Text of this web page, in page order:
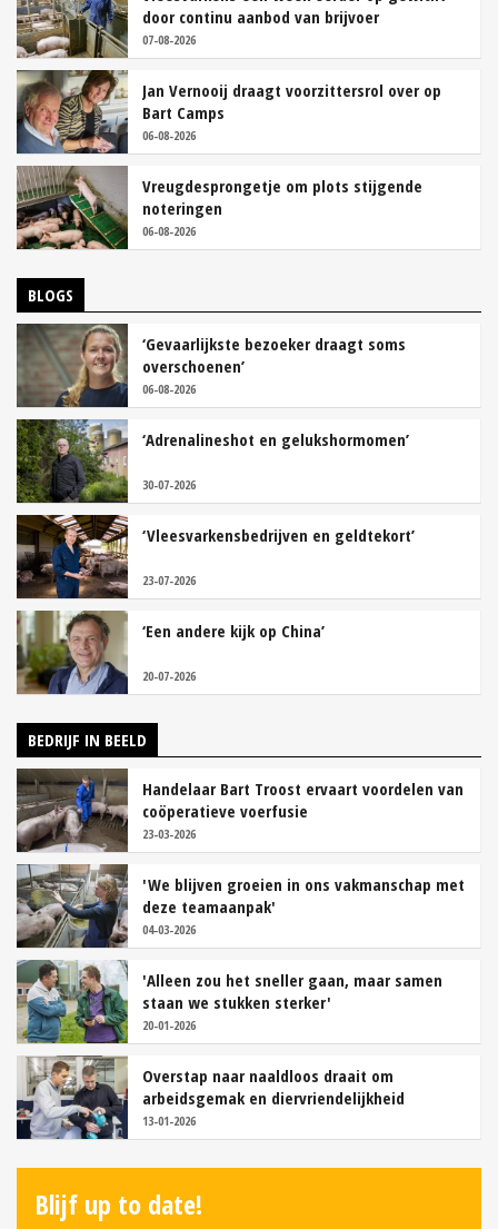
door continu aanbod van brijvoer
07-08-2026
Jan Vernooij draagt voorzittersrol over op
Bart Camps
06-08-2026
Vreugdesprongetje om plots stijgende
noteringen
06-08-2026
BLOGS
‘Gevaarlijkste bezoeker draagt soms
overschoenen’
06-08-2026
‘Adrenalineshot en gelukshormomen’
30-07-2026
‘Vleesvarkensbedrijven en geldtekort’
23-07-2026
‘Een andere kijk op China’
20-07-2026
BEDRIJF IN BEELD
Handelaar Bart Troost ervaart voordelen van
coöperatieve voerfusie
23-03-2026
'We blijven groeien in ons vakmanschap met
deze teamaanpak'
04-03-2026
'Alleen zou het sneller gaan, maar samen
staan we stukken sterker'
20-01-2026
Overstap naar naaldloos draait om
arbeidsgemak en diervriendelijkheid
13-01-2026
Blijf up to date!